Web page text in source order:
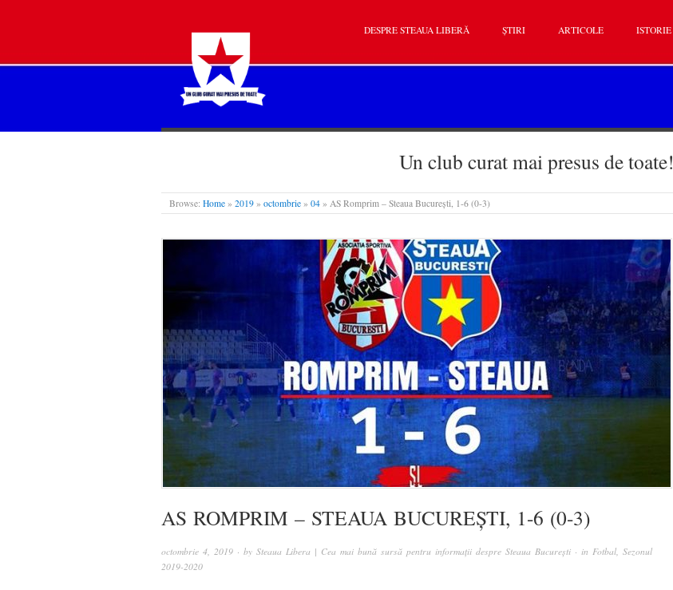
STEAUA LIBERĂ
DESPRE STEAUA LIBERĂ ȘTIRI ARTICOLE ISTORIE
Un club curat mai presus de toate!
Browse: Home » 2019 » octombrie » 04 » AS Romprim – Steaua București, 1-6 (0-3)
AS ROMPRIM – STEAUA BUCUREȘTI, 1-6 (0-3)
octombrie 4, 2019 · by Steaua Libera | Cea mai bună sursă pentru informații despre Steaua București · in Fotbal Sezonul
2019-2020